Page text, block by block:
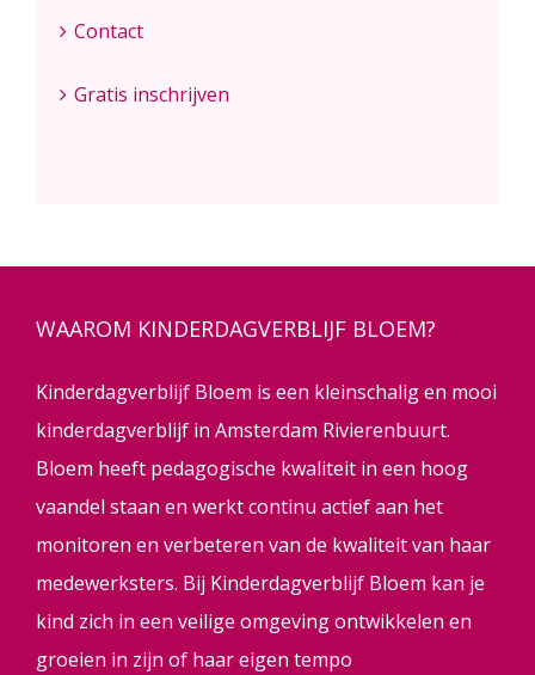
Contact
Gratis inschrijven
WAAROM KINDERDAGVERBLIJF BLOEM?
Kinderdagverblijf Bloem is een kleinschalig en mooi
kinderdagverblijf in Amsterdam Rivierenbuurt.
Bloem heeft pedagogische kwaliteit in een hoog
vaandel staan en werkt continu actief aan het
monitoren en verbeteren van de kwaliteit van haar
medewerksters. Bij Kinderdagverblijf Bloem kan je
kind zich in een veilige omgeving ontwikkelen en
groeien in zijn of haar eigen tempo